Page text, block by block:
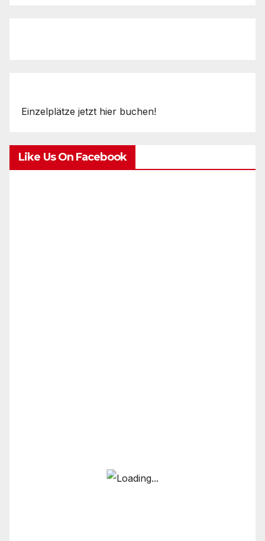
Einzelplätze jetzt hier buchen!
Like Us On Facebook